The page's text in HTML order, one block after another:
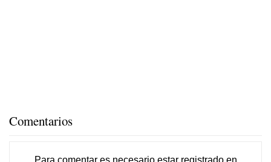
Comentarios
Para comentar es necesario estar registradoen